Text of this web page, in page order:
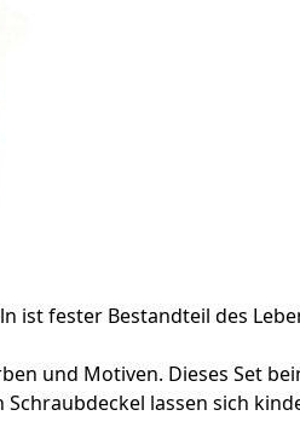
fester Bestandteil des
und Motiven. Dieses Set
lassen sich